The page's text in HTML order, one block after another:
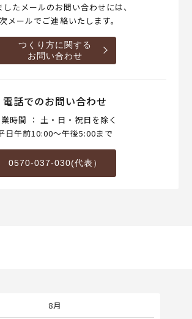
したメールのお問い合わせには、
メールでご連絡いたします。
つくり方に関する
お問い合わせ
電話でのお問い合わせ
時間 ： 土・日・祝日を除く
日午前10:00～午後5:00まで
0570-037-030(代表）
8月